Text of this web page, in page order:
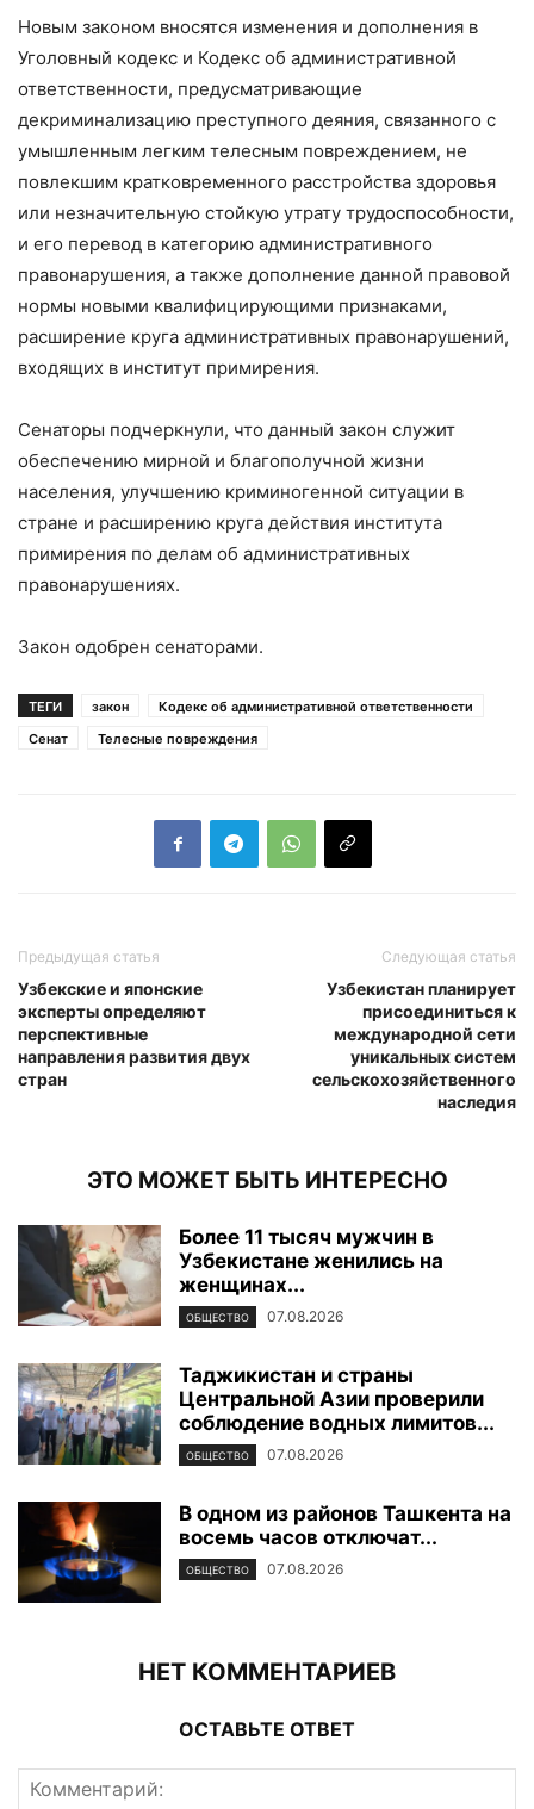
Новым законом вносятся изменения и дополнения в
Уголовный кодекс и Кодекс об административной
ответственности, предусматривающие
декриминализацию преступного деяния, связанного с
умышленным легким телесным повреждением, не
повлекшим кратковременного расстройства здоровья
или незначительную стойкую утрату трудоспособности,
и его перевод в категорию административного
правонарушения, а также дополнение данной правовой
нормы новыми квалифицирующими признаками,
расширение круга административных правонарушений,
входящих в институт примирения.
Сенаторы подчеркнули, что данный закон служит
обеспечению мирной и благополучной жизни
населения, улучшению криминогенной ситуации в
стране и расширению круга действия института
примирения по делам об административных
правонарушениях.
Закон одобрен сенаторами.
ТЕГИ закон
Кодекс об административной ответственности
Сенат
Телесные повреждения
Предыдущая статья
Узбекские и японские
эксперты определяют
перспективные
направления развития двух
стран
Следующая статья
Узбекистан планирует
присоединиться к
международной сети
уникальных систем
сельскохозяйственного
наследия
ЭТО МОЖЕТ БЫТЬ ИНТЕРЕСНО
Более 11 тысяч мужчин в
Узбекистане женились на
женщинах...
ОБЩЕСТВО 07.08.2026
Таджикистан и страны
Центральной Азии проверили
соблюдение водных лимитов...
ОБЩЕСТВО 07.08.2026
В одном из районов Ташкента на
восемь часов отключат...
ОБЩЕСТВО 07.08.2026
НЕТ КОММЕНТАРИЕВ
ОСТАВЬТЕ ОТВЕТ